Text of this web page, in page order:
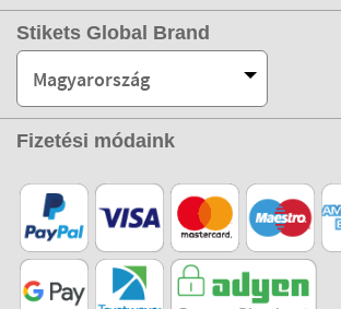
Stikets Global Brand
Magyarország
Fizetési módaink